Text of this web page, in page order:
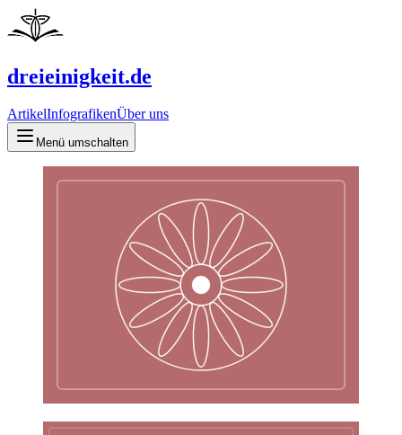
dreieinigkeit.de
ArtikelInfografikenÜber uns
Menü umschalten